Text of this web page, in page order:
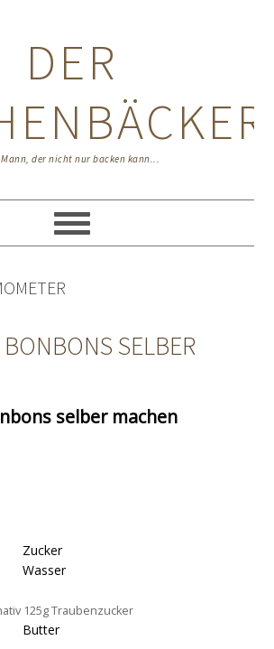
DER
der nicht nur backen kann...
SELBER
selber machen
Zucker
Wasser
125g Traubenzucker
Butter